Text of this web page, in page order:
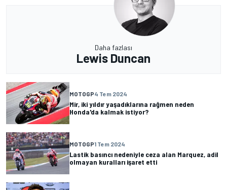
Daha fazlası
Lewis Duncan
MOTOGP4 Tem 2024
Mir, iki yıldır yaşadıklarına rağmen neden
Honda'da kalmak istiyor?
MOTOGP1 Tem 2024
Lastik basıncı nedeniyle ceza alan Marquez, adil
olmayan kuralları işaret etti